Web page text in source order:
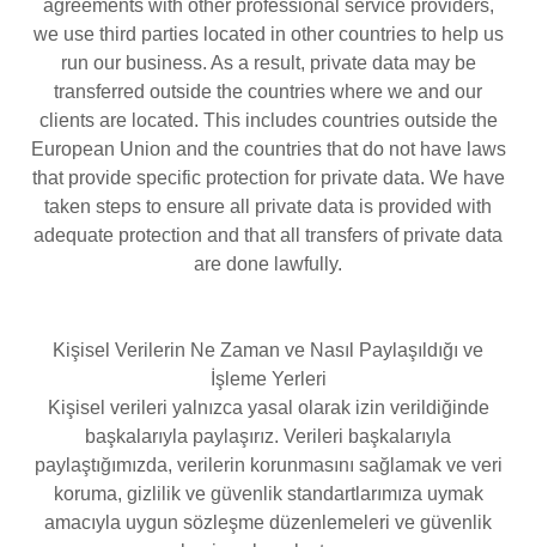
agreements with other professional service providers,
we use third parties located in other countries to help us
run our business. As a result, private data may be
transferred outside the countries where we and our
clients are located. This includes countries outside the
European Union and the countries that do not have laws
that provide specific protection for private data. We have
taken steps to ensure all private data is provided with
adequate protection and that all transfers of private data
are done lawfully.
Kişisel Verilerin Ne Zaman ve Nasıl Paylaşıldığı ve
İşleme Yerleri
Kişisel verileri yalnızca yasal olarak izin verildiğinde
başkalarıyla paylaşırız. Verileri başkalarıyla
paylaştığımızda, verilerin korunmasını sağlamak ve veri
koruma, gizlilik ve güvenlik standartlarımıza uymak
amacıyla uygun sözleşme düzenlemeleri ve güvenlik